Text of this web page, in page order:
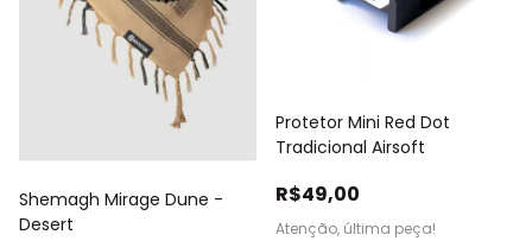
Shemagh Mirage Dune -
Desert
Protetor Mini Red Dot
Tradicional Airsoft
R$49,00
Atenção, última peça!